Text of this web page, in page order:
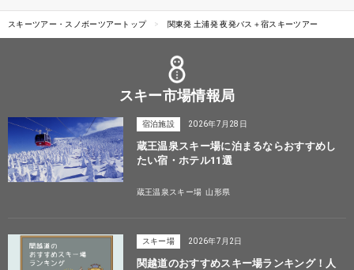
スキーツアー・スノボーツアートップ 関東発 土浦発 夜発バス＋宿スキーツアー
スキー市場情報局
宿泊施設 2026年7月28日
蔵王温泉スキー場に泊まるならおすすめし
たい宿・ホテル11選
蔵王温泉スキー場 山形県
スキー場 2026年7月2日
関越道のおすすめスキー場ランキング！人